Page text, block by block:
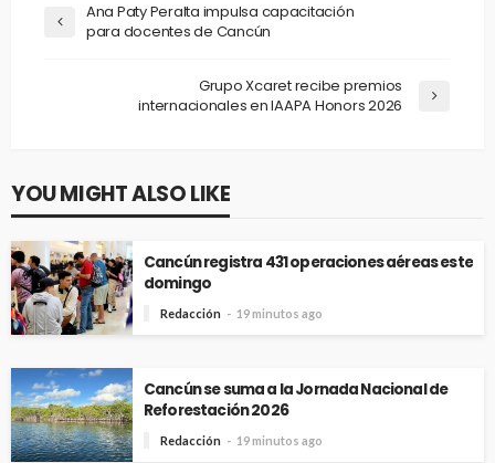
Ana Paty Peralta impulsa capacitación
para docentes de Cancún
Grupo Xcaret recibe premios
internacionales en IAAPA Honors 2026
YOU MIGHT ALSO LIKE
Cancún registra 431 operaciones aéreas este
domingo
Redacción 19 minutos ago
Cancún se suma a la Jornada Nacional de
Reforestación 2026
Redacción 19 minutos ago